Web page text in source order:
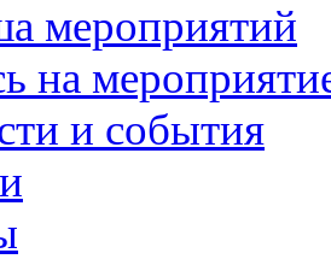
мероприятий
на
и события